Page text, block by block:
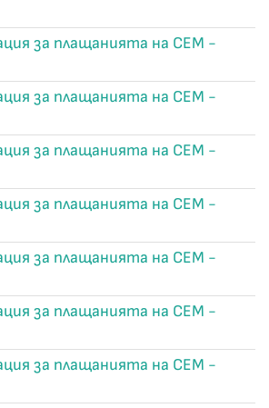
за плащанията на СЕМ -
за плащанията на СЕМ -
за плащанията на СЕМ -
за плащанията на СЕМ -
за плащанията на СЕМ -
за плащанията на СЕМ -
за плащанията на СЕМ -